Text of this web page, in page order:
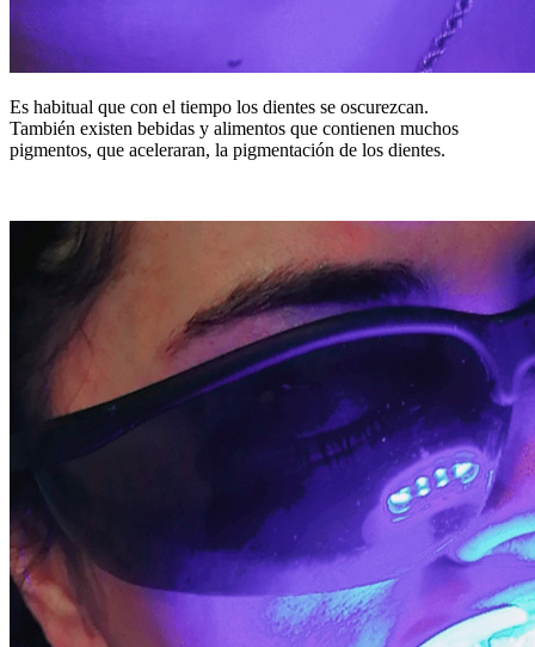
Es habitual que con el tiempo los dientes se oscurezcan.
También existen bebidas y alimentos que contienen muchos
pigmentos, que aceleraran, la pigmentación de los dientes.